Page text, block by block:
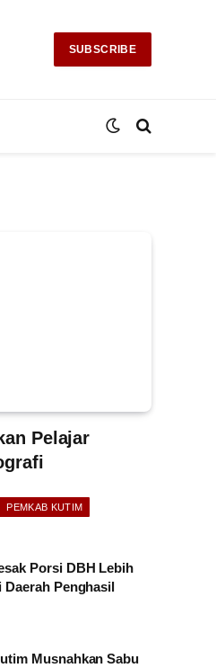
SUBSCRIBE
Pelajar
PEMKAB KUTIM
Porsi DBH Lebih
Daerah Penghasil
Musnahkan Sabu